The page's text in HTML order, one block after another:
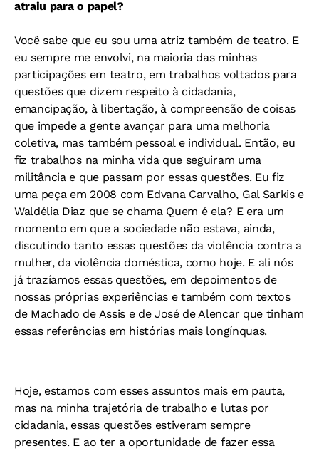
atraiu para o papel?
Você sabe que eu sou uma atriz também de teatro. E
eu sempre me envolvi, na maioria das minhas
participações em teatro, em trabalhos voltados para
questões que dizem respeito à cidadania,
emancipação, à libertação, à compreensão de coisas
que impede a gente avançar para uma melhoria
coletiva, mas também pessoal e individual. Então, eu
fiz trabalhos na minha vida que seguiram uma
militância e que passam por essas questões. Eu fiz
uma peça em 2008 com Edvana Carvalho, Gal Sarkis e
Waldélia Diaz que se chama Quem é ela? E era um
momento em que a sociedade não estava, ainda,
discutindo tanto essas questões da violência contra a
mulher, da violência doméstica, como hoje. E ali nós
já trazíamos essas questões, em depoimentos de
nossas próprias experiências e também com textos
de Machado de Assis e de José de Alencar que tinham
essas referências em histórias mais longínquas.
Hoje, estamos com esses assuntos mais em pauta,
mas na minha trajetória de trabalho e lutas por
cidadania, essas questões estiveram sempre
presentes. E ao ter a oportunidade de fazer essa